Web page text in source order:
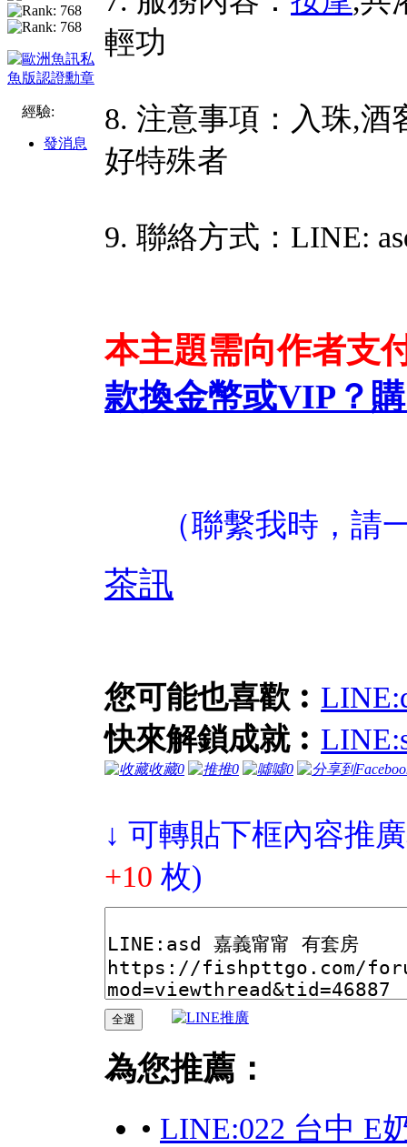
經驗:
發消息
輕功
8. 注意事項：入珠,酒
好特殊者
9. 聯絡方式：LINE:
本主題需向作者支
款換金幣或VIP？
（聯繫我時，請
茶訊
您可能也喜歡︰
快來解鎖成就︰
收藏0 推0 噓0
↓ 可轉貼下框內容推
+10 枚)
為您推薦：
• LINE:022 台中 E